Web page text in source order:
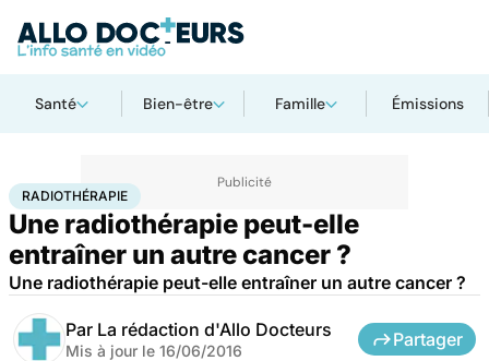
Santé Bien-être Famille Émissions
AccueilSantéMaladies Radiothérapie
RADIOTHÉRAPIE
Une radiothérapie peut-elle
entraîner un autre cancer ?
Une radiothérapie peut-elle entraîner un autre cancer ?
Par La rédaction d'Allo Docteurs
Mis à jour le 16/06/2016
Partager